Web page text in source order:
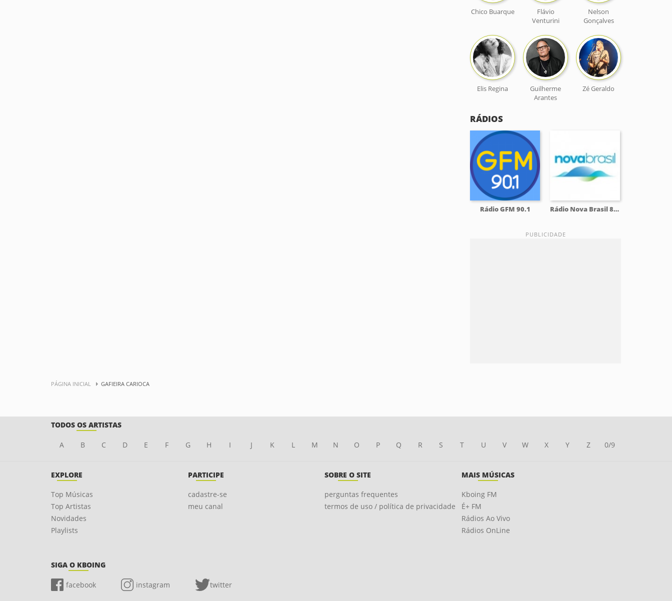
Chico Buarque
Flávio
Venturini
Nelson
Gonçalves
Elis Regina
Guilherme
Arantes
Zé Geraldo
RÁDIOS
Rádio GFM 90.1 Rádio Nova Brasil 89.7 FM
PÁGINA INICIAL GAFIEIRA CARIOCA
TODOS OS ARTISTAS
A B C D E F G H I J K L M N O P Q R S T U V W X Y Z 0/9
EXPLORE
Top Músicas
Top Artistas
Novidades
Playlists
PARTICIPE
cadastre-se
meu canal
SOBRE O SITE
perguntas frequentes
termos de uso / política de privacidade
MAIS MÚSICAS
Kboing FM
É+ FM
Rádios Ao Vivo
Rádios OnLine
SIGA O KBOING
facebook instagram twitter